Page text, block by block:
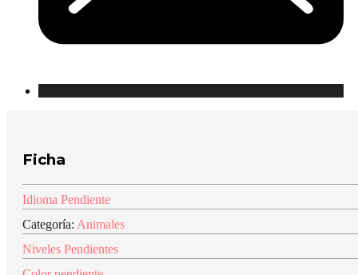
Ficha
Idioma Pendiente
Categoría: Animales
Niveles Pendientes